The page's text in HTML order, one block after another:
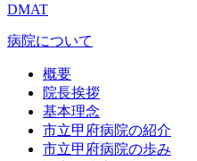
DMAT
病院について
概要
院長挨拶
基本理念
市立甲府病院の紹介
市立甲府病院の歩み